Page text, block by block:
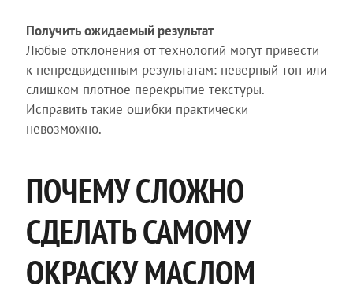
Получить ожидаемый результат
Любые отклонения от технологий могут привести
к непредвиденным результатам: неверный тон или
слишком плотное перекрытие текстуры.
Исправить такие ошибки практически
невозможно.
ПОЧЕМУ СЛОЖНО
СДЕЛАТЬ САМОМУ
ОКРАСКУ МАСЛОМ